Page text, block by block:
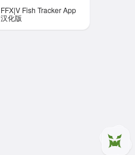
FFX|V Fish Tracker App
汉化版